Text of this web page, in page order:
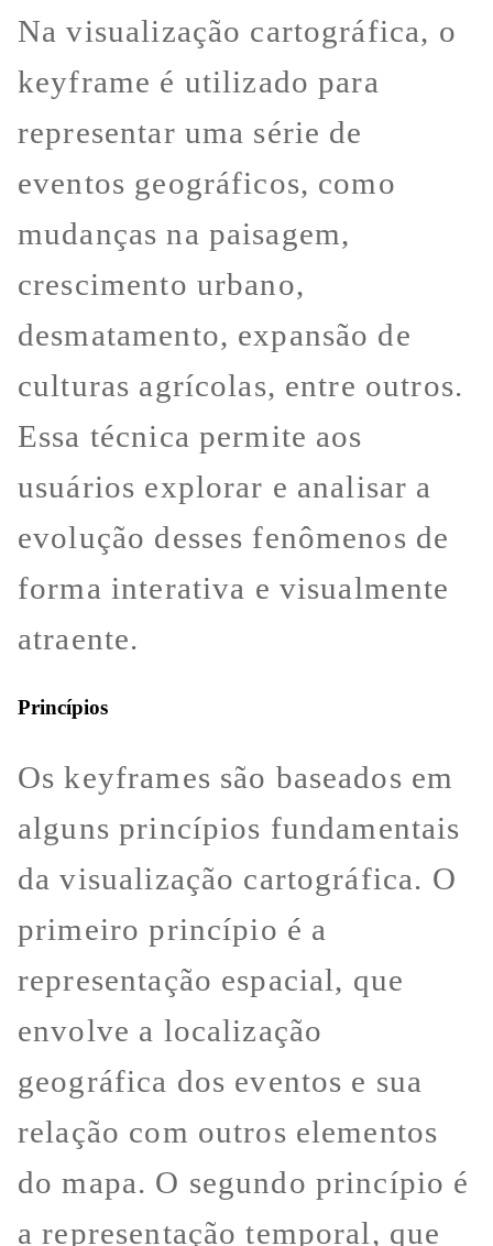
Na visualização cartográfica, o
keyframe é utilizado para
representar uma série de
eventos geográficos, como
mudanças na paisagem,
crescimento urbano,
desmatamento, expansão de
culturas agrícolas, entre outros.
Essa técnica permite aos
usuários explorar e analisar a
evolução desses fenômenos de
forma interativa e visualmente
atraente.
Princípios
Os keyframes são baseados em
alguns princípios fundamentais
da visualização cartográfica. O
primeiro princípio é a
representação espacial, que
envolve a localização
geográfica dos eventos e sua
relação com outros elementos
do mapa. O segundo princípio é
a representação temporal, que